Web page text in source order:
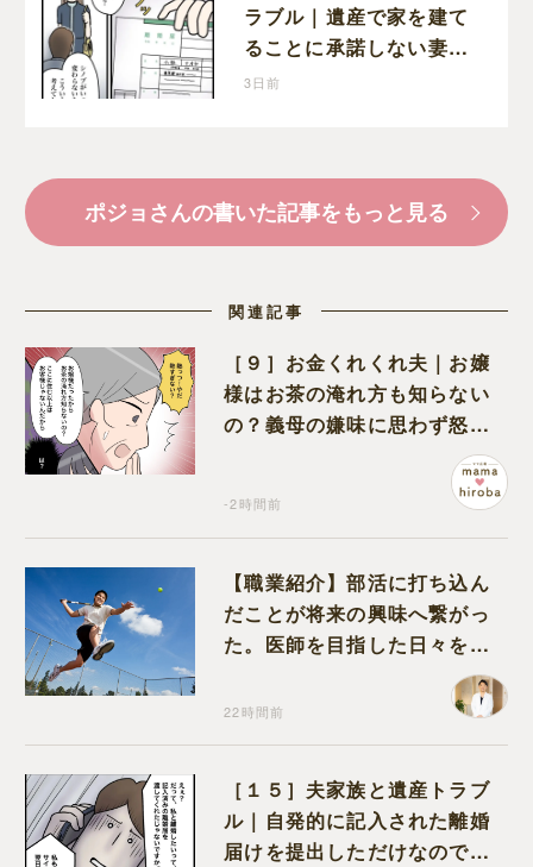
ラブル｜遺産で家を建て
ることに承諾しない妻を
従わせるために夫が取り
3日前
ポジョさんの書いた記事をもっと見る
関連記事
［９］お金くれくれ夫｜お嬢
様はお茶の淹れ方も知らない
の？義母の嫌味に思わず怒り
-2時間前
【職業紹介】部活に打ち込ん
だことが将来の興味へ繋がっ
た。医師を目指した日々を振
22時間前
［１５］夫家族と遺産トラブ
ル｜自発的に記入された離婚
届けを提出しただけなので、